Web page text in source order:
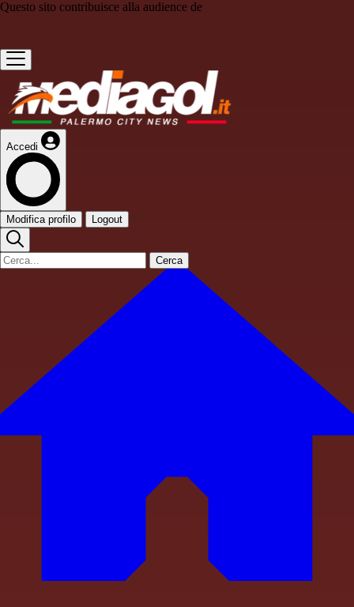
Questo sito contribuisce alla audience de
Accedi
Modifica profilo Logout
Cerca